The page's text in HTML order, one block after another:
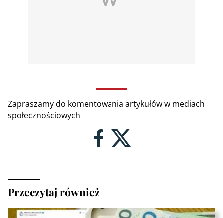
Zapraszamy do komentowania artykułów w mediach
społecznościowych
Przeczytaj również